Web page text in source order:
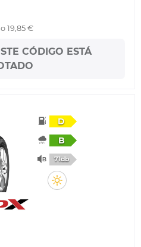
19,85 €
CÓDIGO ESTÁ
D
B
71db